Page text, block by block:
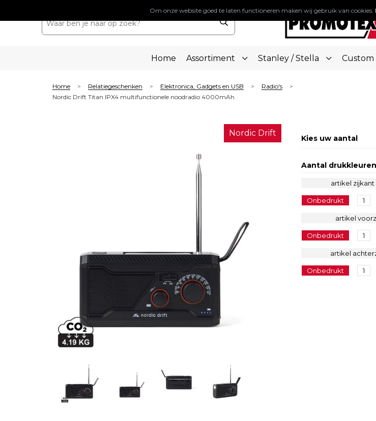
Home Assortiment Stanley / Stella
Home > Relatiegeschenken > Elektronica, Gadgets en USB > Radio's >
Nordic Drift Titan IPX4 multifunctionele noodradio 4000mAh
Nordic Drift
Kies uw aantal
Aantal drukkleuren
artikel zijkant
Onbedrukt 1
artikel
Onbedrukt 1
artikel
Onbedrukt 1
Om onze website goed te laten functioneren maken wij gebruik van cookies.